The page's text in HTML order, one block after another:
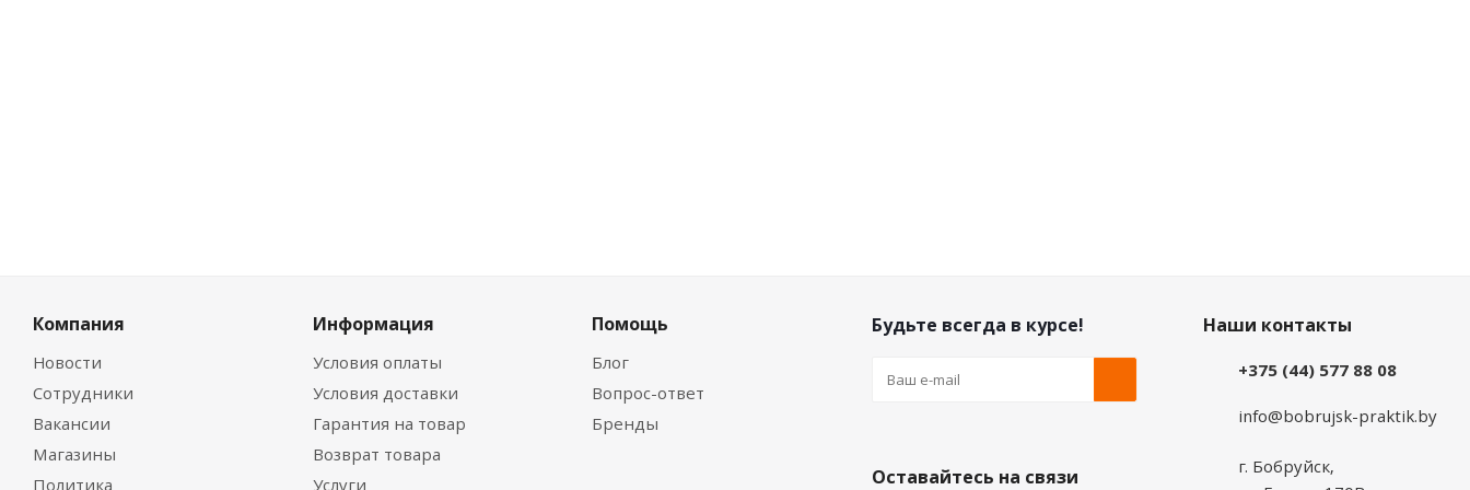
Компания
Новости
Сотрудники
Вакансии
Магазины
Политика
Информация
Условия оплаты
Условия доставки
Гарантия на товар
Возврат товара
Услуги
Помощь
Блог
Вопрос-ответ
Бренды
Будьте всегда в курсе!
Оставайтесь на связи
Наши контакты
+375 (44) 577 88 08
info@bobrujsk-praktik.by
г. Бобруйск,